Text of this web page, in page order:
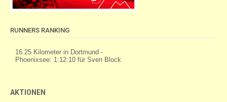
RUNNERS RANKING
AKTIONEN